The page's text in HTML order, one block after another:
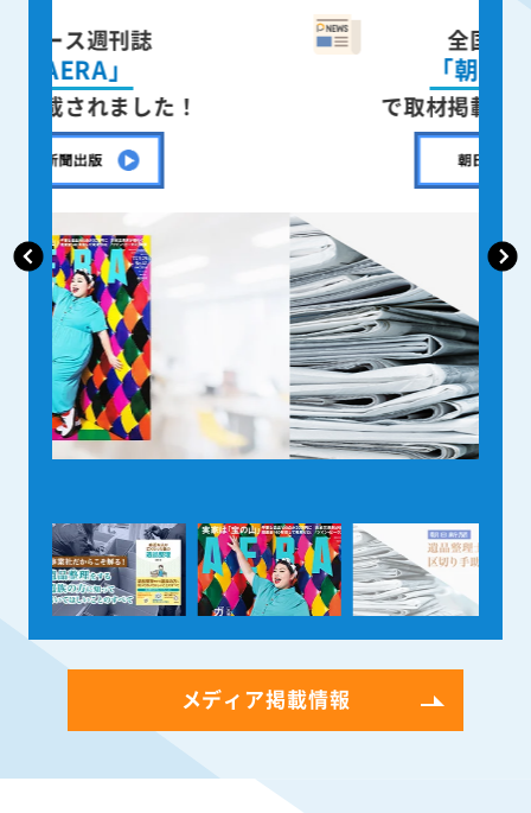
全国紙新聞
で取材掲載されました！
メディア掲載情報